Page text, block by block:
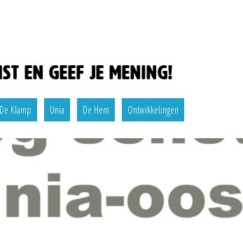
en geef je mening!
De Klamp Unia De Hem Ontwikkelingen